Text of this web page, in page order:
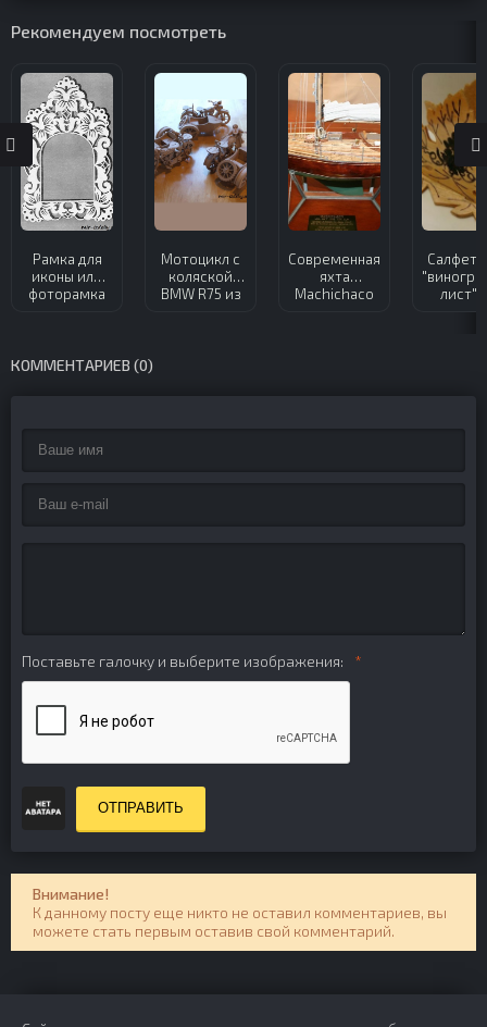
Рекомендуем посмотреть
Рамка для
иконы или
фоторамка
Мотоцикл с
коляской
BMW R75 из
Современная
яхта
Machichaco
лист"
КОММЕНТАРИЕВ (0)
Поставьте галочку и выберите изображения:
ОТПРАВИТЬ
Внимание!
К данному посту еще никто не оставил комментариев, вы
можете стать первым оставив свой комментарий.